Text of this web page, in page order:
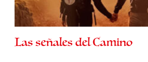
Las señales del Camino